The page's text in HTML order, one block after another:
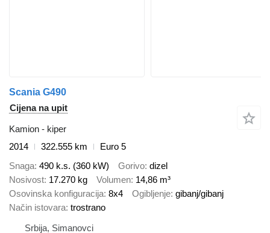
Scania G490
Cijena na upit
Kamion - kiper
2014
322.555 km
Euro 5
Snaga 490 k.s. (360 kW) Gorivo dizel
Nosivost 17.270 kg Volumen 14,86 m³
Osovinska konfiguracija 8x4 Ogibljenje gibanj/gibanj
Način istovara trostrano
Srbija, Simanovci